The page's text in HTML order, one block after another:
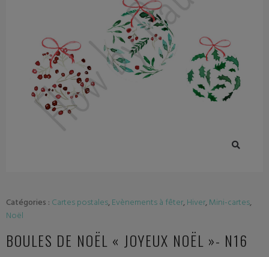
Catégories : Cartes postales,Evènements à fêter,Hiver,Mini-cartes,
Noël
BOULES DE NOËL « JOYEUX NOËL »- N16